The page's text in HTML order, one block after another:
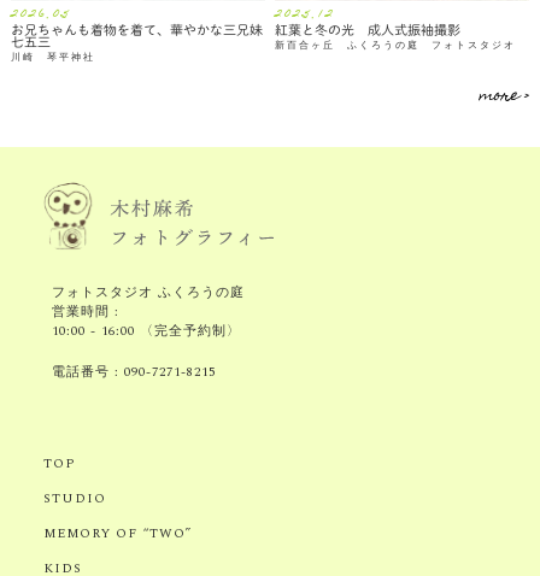
2026.05
お兄ちゃんも着物を着て、華やかな三兄妹
七五三
川崎 琴平神社
2025.12
紅葉と冬の光 成人式振袖撮影
新百合ヶ丘 ふくろうの庭 フォトスタジオ
more >
フォトスタジオ ふくろうの庭
営業時間 :
10:00 - 16:00 〈完全予約制〉
電話番号 :090-7271-8215
TOP
STUDIO
MEMORY OF “TWO”
KIDS